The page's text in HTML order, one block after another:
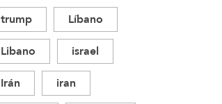
trump
Líbano
Libano
israel
Irán
iran